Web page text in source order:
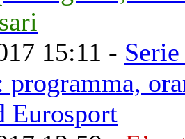
15:11 -
programma,
Eurosport